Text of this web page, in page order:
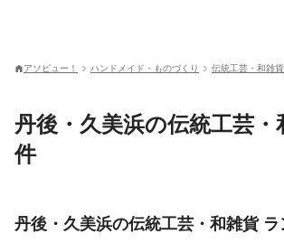
アソビュー！ ハンドメイド・ものづくり 伝統工芸・和雑貨
丹後・久美浜の伝統工芸・
件
丹後・久美浜の伝統工芸・和雑貨